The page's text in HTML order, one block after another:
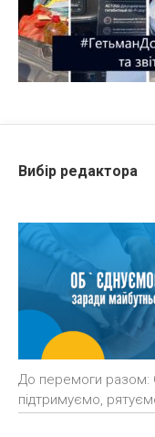
Вибір редактора
До перемоги разом:
підтримуємо,